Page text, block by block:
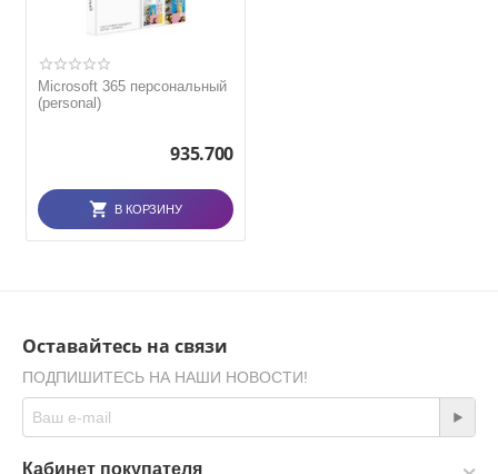
Microsoft 365 персональный
(personal)
935.700
В КОРЗИНУ
Оставайтесь на связи
ПОДПИШИТЕСЬ НА НАШИ НОВОСТИ!
Кабинет покупателя